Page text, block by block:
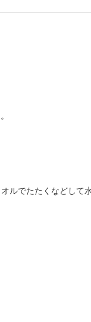
ルでたたくなどして